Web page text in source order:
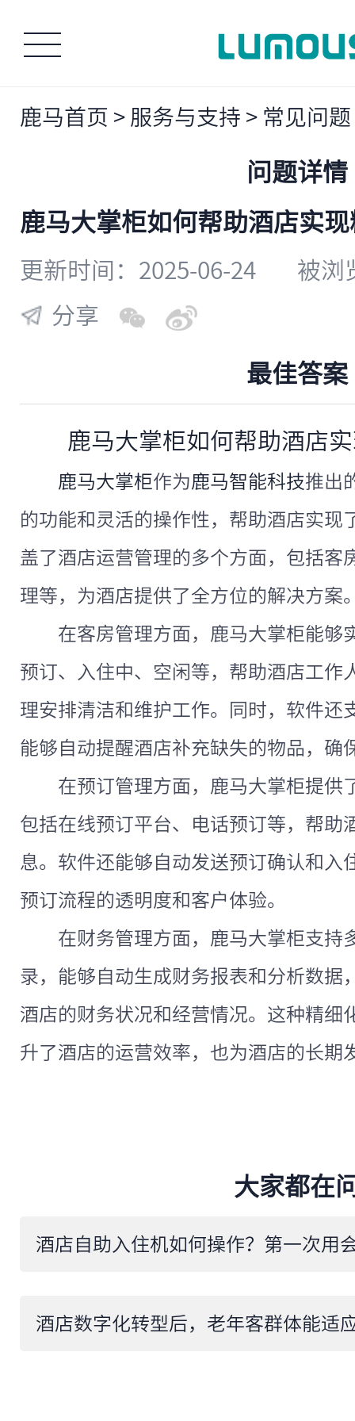
鹿马首页 > 服务与支持 > 常见问题
问题详情
鹿马大掌柜如何帮助酒店实
更新时间：2025-06-24
被浏
分享
最佳答案
鹿马大掌柜如何帮助酒店
鹿马大掌柜作为鹿马智能科技推出
的功能和灵活的操作性，帮助酒店实现
盖了酒店运营管理的多个方面，包括客
理等，为酒店提供了全方位的解决方案
在客房管理方面，鹿马大掌柜能够
预订、入住中、空闲等，帮助酒店工作
理安排清洁和维护工作。同时，软件还
能够自动提醒酒店补充缺失的物品，确
在预订管理方面，鹿马大掌柜提供
包括在线预订平台、电话预订等，帮助
息。软件还能够自动发送预订确认和入
预订流程的透明度和客户体验。
在财务管理方面，鹿马大掌柜支持
录，能够自动生成财务报表和分析数据
酒店的财务状况和经营情况。这种精细
升了酒店的运营效率，也为酒店的长期
大家都在
酒店数字化转型后，老年客群体能适